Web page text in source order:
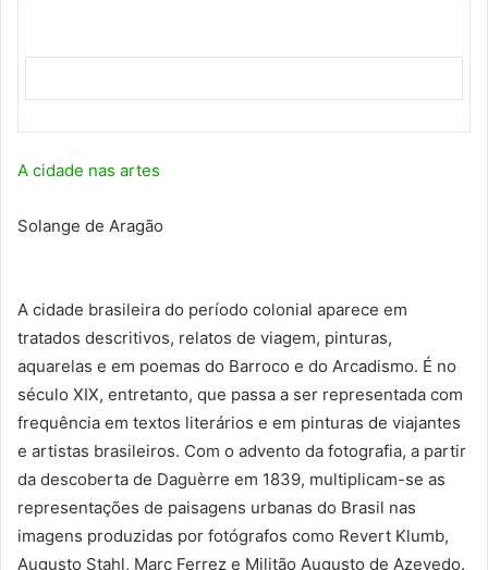
A cidade nas artes
Solange de Aragão
A cidade brasileira do período colonial aparece em
tratados descritivos, relatos de viagem, pinturas,
aquarelas e em poemas do Barroco e do Arcadismo. É no
século XIX, entretanto, que passa a ser representada com
frequência em textos literários e em pinturas de viajantes
e artistas brasileiros. Com o advento da fotografia, a partir
da descoberta de Daguèrre em 1839, multiplicam-se as
representações de paisagens urbanas do Brasil nas
imagens produzidas por fotógrafos como Revert Klumb,
Augusto Stahl, Marc Ferrez e Militão Augusto de Azevedo.